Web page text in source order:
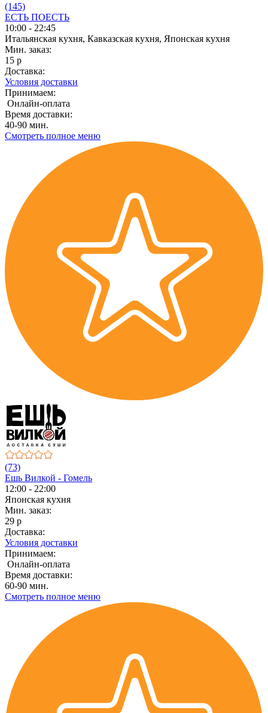
(145)
ЕСТЬ ПОЕСТЬ
10:00 - 22:45
Итальянская кухня, Кавказская кухня, Японская кухня
Мин. заказ:
15 р
Доставка:
Условия доставки
Принимаем:
Онлайн-оплата
Время доставки:
40-90 мин.
Смотреть полное меню
(73)
Ешь Вилкой - Гомель
12:00 - 22:00
Японская кухня
Мин. заказ:
29 р
Доставка:
Условия доставки
Принимаем:
Онлайн-оплата
Время доставки:
60-90 мин.
Смотреть полное меню